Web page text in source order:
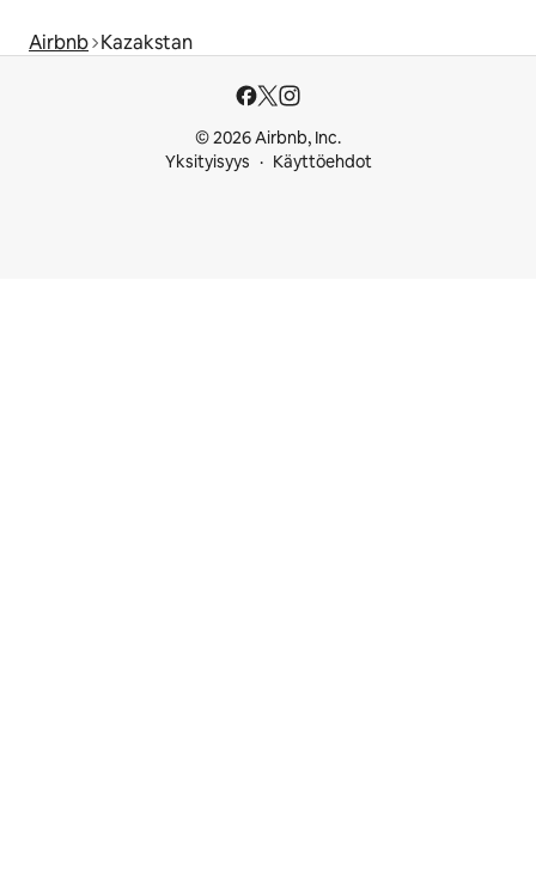
Airbnb Kazakstan
© 2026 Airbnb, Inc.
Yksityisyys
Käyttöehdot